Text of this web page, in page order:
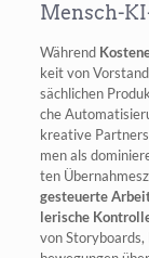
Mensch-
Wäh­rend
keit von
säch­li­chen
che
krea­ti­ve
men als
ten
gesteu­er­te
le­ri­sche
von